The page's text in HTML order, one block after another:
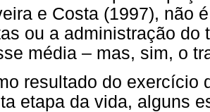
e Costa (1997), não
ou a administração do
média – mas, sim, o
resultado do exercício
etapa da vida, alguns